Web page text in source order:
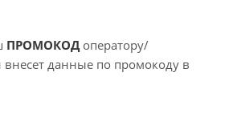
ПРОМОКОДоператору/
данные по промокоду в